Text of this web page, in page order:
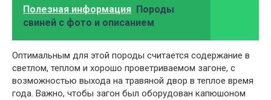
Полезная информация Породы
свиней с фото и описанием
Оптимальным для этой породы считается содержание в
светлом, теплом и хорошо проветриваемом загоне, с
возможностью выхода на травяной двор в теплое время
года. Важно, чтобы загон был оборудован капюшоном